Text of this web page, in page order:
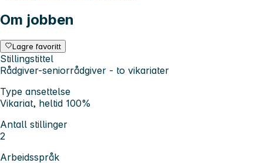
Om jobben
Lagre favoritt
Stillingstittel
Rådgiver-seniorrådgiver - to vikariater
Type ansettelse
Vikariat, heltid 100%
Antall stillinger
2
Arbeidsspråk